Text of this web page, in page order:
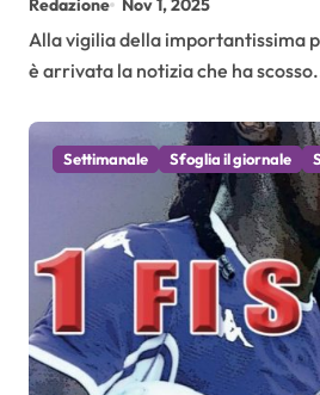
Redazione Nov 1, 2025
Alla vigilia della importantissima partita contro il Lecce
è arrivata la notizia che ha
Settimanale Sfoglia il giornale